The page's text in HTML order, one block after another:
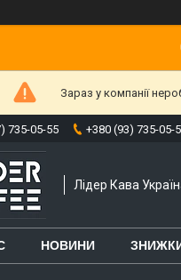
Зараз у компанії
735-05-55 +380 (93) 735-05-
Лідер Кава
НОВИНИ